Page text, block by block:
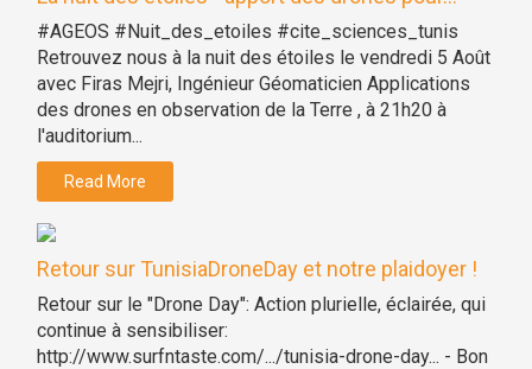
#AGEOS #Nuit_des_etoiles #cite_sciences_tunis
Retrouvez nous à la nuit des étoiles le vendredi 5 Août
avec Firas Mejri, Ingénieur Géomaticien Applications
des drones en observation de la Terre , à 21h20 à
l'auditorium...
Read More
Retour sur TunisiaDroneDay et notre plaidoyer !
Retour sur le "Drone Day": Action plurielle, éclairée, qui
continue à sensibiliser:
http://www.surfntaste.com/.../tunisia-drone-day... - Bon